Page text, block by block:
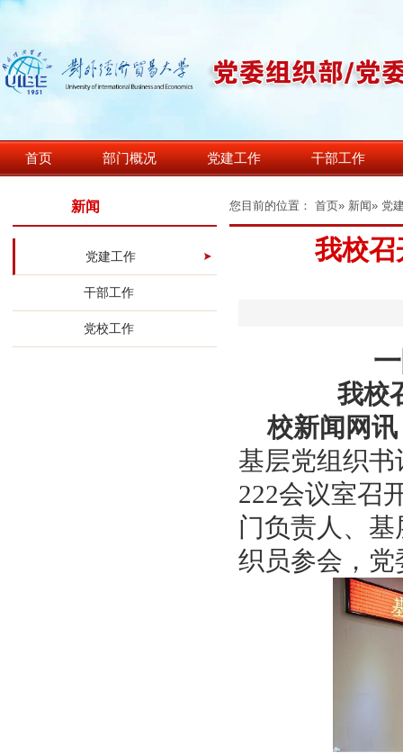
首页 部门概况 党建工作 干部工作
新闻
党建工作
干部工作
党校工作
您目前的位置： 首页» 新闻» 党
我校召
我校
校新闻网
基层党组织
222会议室召
门负责人、
织员参会，